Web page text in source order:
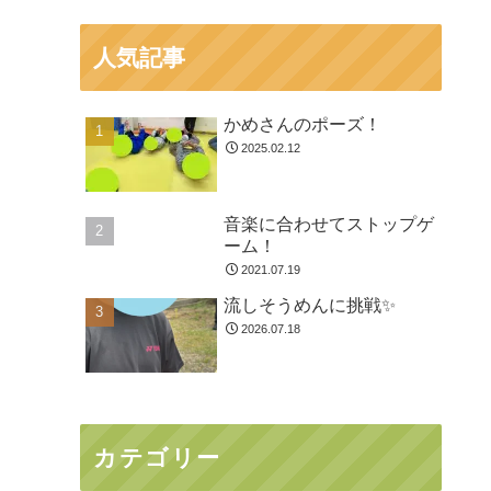
人気記事
かめさんのポーズ！
2025.02.12
音楽に合わせてストップゲ
ーム！
2021.07.19
流しそうめんに挑戦✨
2026.07.18
カテゴリー